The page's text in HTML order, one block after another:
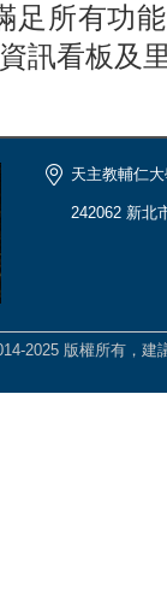
所有功
訊看板及
天主教輔仁
242062 新北
2025 版權所有，